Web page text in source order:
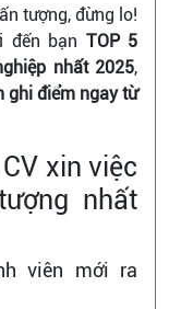
tượng, đừng lo!
đến bạn TOP 5
nhất 2025,
ghi điểm ngay từ
xin việc
nhất
viên mới ra